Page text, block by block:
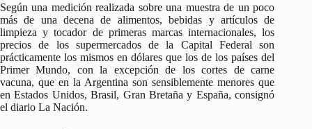
Según una medición realizada sobre una muestra de un poco
más de una decena de alimentos, bebidas y artículos de
limpieza y tocador de primeras marcas internacionales, los
precios de los supermercados de la Capital Federal son
prácticamente los mismos en dólares que los de los países del
Primer Mundo, con la excepción de los cortes de carne
vacuna, que en la Argentina son sensiblemente menores que
en Estados Unidos, Brasil, Gran Bretaña y España, consignó
el diario La Nación.